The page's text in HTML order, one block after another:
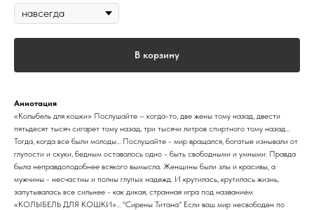
В корзину
Аннотация
«Колыбель для кошки» Послушайте – когда-то, две жены тому назад, двести
пятьдесят тысяч сигарет тому назад, три тысячи литров спиртного тому назад...
Тогда, когда все были молоды... Послушайте - мир вращался, богатые изнывали от
глупости и скуки, бедным оставалось одно - быть свободными и умными. Правда
была неправдоподобнее всякого вымысла. Женщины были злы и красивы, а
мужчины - несчастны и полны глупых надежд. И крутилась, крутилась жизнь,
запутывалась все сильнее - как дикая, странная игра под названием
«КОЛЫБЕЛЬ ДЛЯ КОШКИ»... "Сирены Титана" Если ваш мир несвободен по